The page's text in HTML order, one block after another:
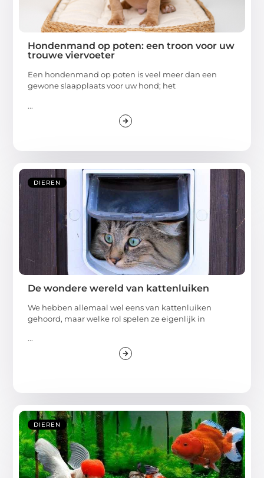
Hondenmand op poten: een troon voor uw
trouwe viervoeter
Een hondenmand op poten is veel meer dan een
gewone slaapplaats voor uw hond; het
...
DIEREN
De wondere wereld van kattenluiken
We hebben allemaal wel eens van kattenluiken
gehoord, maar welke rol spelen ze eigenlijk in
...
DIEREN